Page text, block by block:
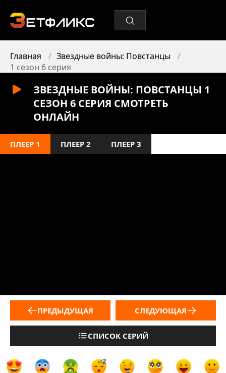
Главная
Звездные войны: Повстанцы
1 сезон 6 серия
ЗВЕЗДНЫЕ ВОЙНЫ: ПОВСТАНЦЫ 1
СЕЗОН 6 СЕРИЯ СМОТРЕТЬ
ОНЛАЙН
ПЛЕЕР 1 ПЛЕЕР 2 ПЛЕЕР 3
ПРЕДЫДУЩАЯ
СПИСОК СЕРИЙ
СЛЕДУЮЩАЯ